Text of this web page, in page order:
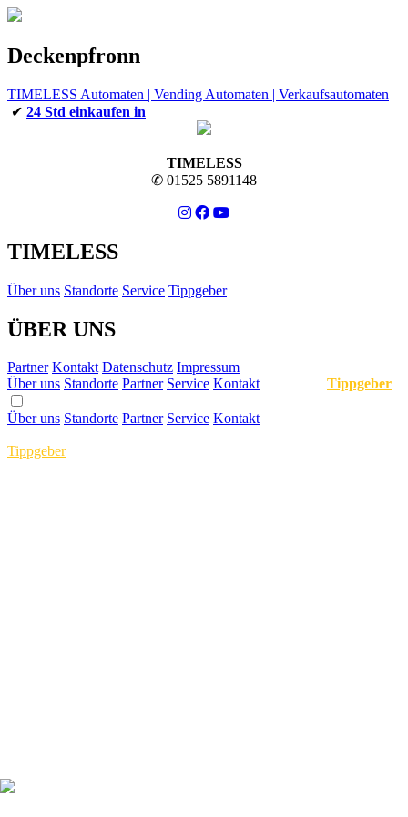
Deckenpfronn
TIMELESS Automaten | Vending Automaten | Verkaufsautomaten
✔ 24 Std einkaufen in
TIMELESS
✆ 01525 5891148
TIMELESS
Über uns Standorte Service Tippgeber
ÜBER UNS
Partner Kontakt Datenschutz Impressum
Über uns Standorte Partner Service Kontakt Tippgeber
Über uns Standorte Partner Service Kontakt
Tippgeber